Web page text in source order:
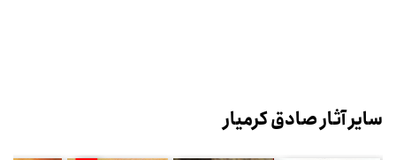
سایر آثار صادق کرمیار